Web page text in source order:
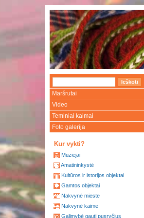
Maršrutai
Video
Teminiai kaimai
Foto galerija
Kur vykti?
Muziejai
Amatininkystė
Kultūros ir istorijos objektai
Gamtos objektai
Nakvynė mieste
Nakvynė kaime
Galimybė gauti pusryčius